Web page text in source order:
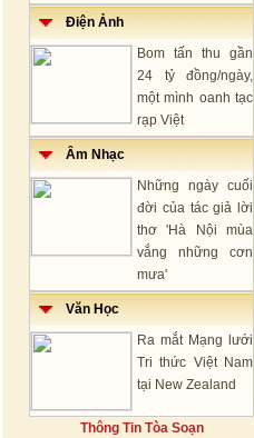
Điện Ảnh
Bom tấn thu gần
24 tỷ đồng/ngày,
một mình oanh tạc
rạp Việt
Âm Nhạc
Những ngày cuối
đời của tác giả lời
thơ 'Hà Nội mùa
vắng những cơn
mưa'
Văn Học
Ra mắt Mạng lưới
Tri thức Việt Nam
tại New Zealand
Thông Tin Tòa Soạn